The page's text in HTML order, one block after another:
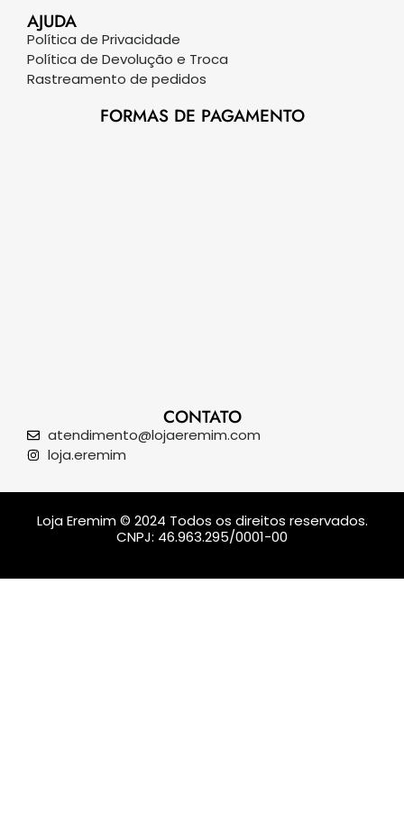
AJUDA
Política de Privacidade
Política de Devolução e Troca
Rastreamento de pedidos
FORMAS DE PAGAMENTO
CONTATO
atendimento@lojaeremim.com
loja.eremim
Loja Eremim © 2024 Todos os direitos reservados.
CNPJ: 46.963.295/0001-00